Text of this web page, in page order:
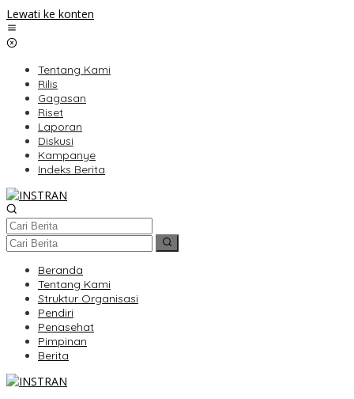
Lewati ke konten
Tentang Kami
Rilis
Gagasan
Riset
Laporan
Diskusi
Kampanye
Indeks Berita
Beranda
Tentang Kami
Struktur Organisasi
Pendiri
Penasehat
Pimpinan
Berita